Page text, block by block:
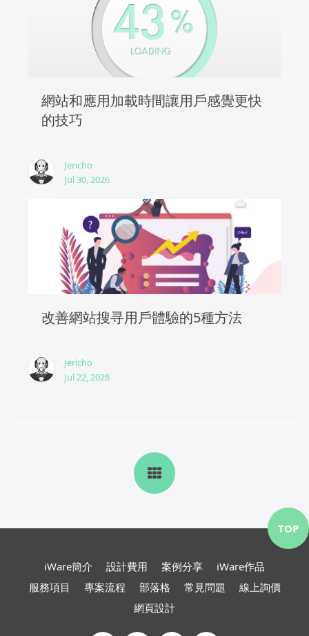
網站和應用加載時間讓用戶感覺更快
的技巧
Jericho
Jul 30, 2026
改善網站搜寻用戶體驗的5種方法
Jericho
Jul 22, 2026
iWare簡介 設計費用 案例分享
iWare作品
服務項目
專案流程 部落格 常見問題
線上詢價
網頁設計
TOP